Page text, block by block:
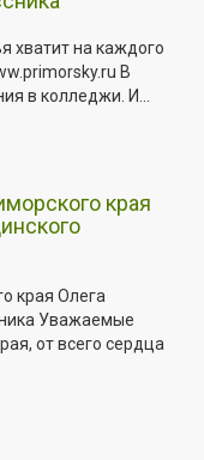
хватит на каждого
В
в колледжи. И...
края
края Олега
Уважаемые
от всего сердца